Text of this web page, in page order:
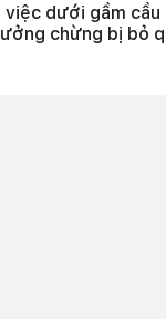
việc dưới gầm
chừng bị bỏ